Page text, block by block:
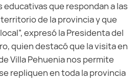
que respondan a las
de la provincia y que
expresó la Presidenta del
quien destacó que la visita en
Villa Pehuenia nos permite
repliquen en toda la provincia